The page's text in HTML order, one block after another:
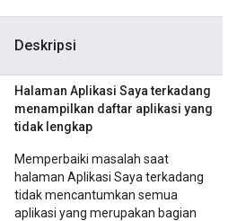
Deskripsi
Halaman Aplikasi Saya terkadang
menampilkan daftar aplikasi yang
tidak lengkap
Memperbaiki masalah saat
halaman Aplikasi Saya terkadang
tidak mencantumkan semua
aplikasi yang merupakan bagian